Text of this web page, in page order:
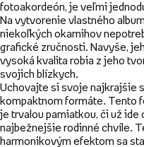
fotoakordeón, je veľmi
Na vytvorenie vlastného
niekoľkých okamihov
grafické zručnosti. Navyše,
vysoká kvalita robia z jeho
svojich blízkych.
Uchovajte si svoje najkrajšie
kompaktnom formáte. Tento
je trvalou pamiatkou, či už
najbežnejšie rodinné chvíle.
harmonikovým efektom sa